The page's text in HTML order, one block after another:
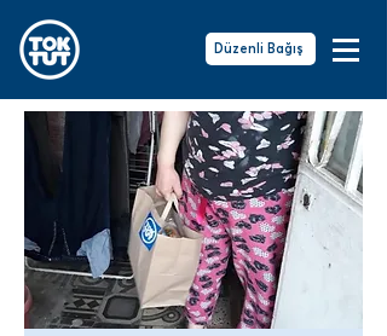
Düzenli Bağış